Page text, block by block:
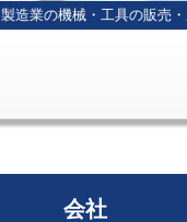
製造業の機械・工具の販売
会社